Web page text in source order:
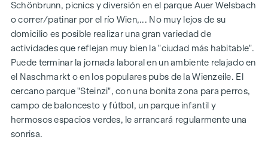
En la amplia zona de salón-cocina de la segunda planta, los
ventanales que van del suelo al techo aportan mucha luz
natural y convierten la estancia en un auténtico oasis de
bienestar.
¡La terraza contigua es una auténtica maravilla con unas
vistas magníficas de la ciudad! La terraza, con sus preciosas
vistas, aporta un valor añadido a su nuevo hogar. Aquí
podrá pasar horas de relax y dar un nuevo hogar a sus flores
favoritas.
Schönbrunn, picnics y diversión en el parque Auer Welsbach
o correr/patinar por el río Wien,... No muy lejos de su
domicilio es posible realizar una gran variedad de
actividades que reflejan muy bien la "ciudad más habitable".
Puede terminar la jornada laboral en un ambiente relajado en
el Naschmarkt o en los populares pubs de la Wienzeile. El
cercano parque "Steinzi", con una bonita zona para perros,
campo de baloncesto y fútbol, un parque infantil y
hermosos espacios verdes, le arrancará regularmente una
sonrisa.